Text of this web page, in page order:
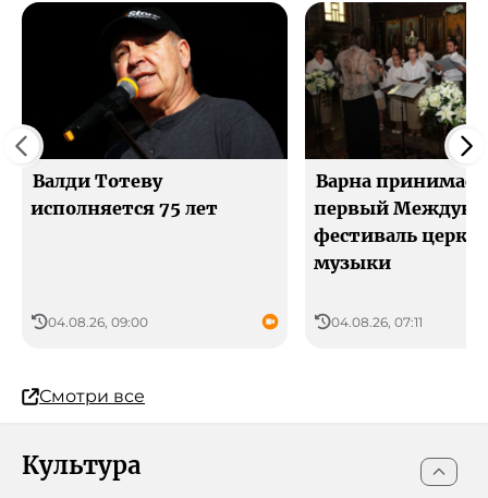
Валди Тотеву
исполняется 75 лет
04.08.26, 09:00
Варна принимает
первый
фестиваль
музыки
04.08.26, 07:11
Смотри все
Культура